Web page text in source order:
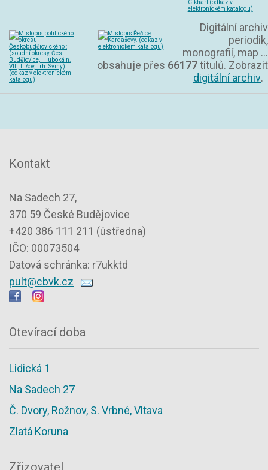
Digitální archiv
periodik,
monografií, map ...
obsahuje přes 66177titulů. Zobrazit
digitální archiv.
Kontakt
Na Sadech 27,
370 59 České Budějovice
+420 386 111 211 (ústředna)
IČO: 00073504
Datová schránka: r7ukktd
pult@cbvk.cz
Otevírací doba
Lidická 1
Na Sadech 27
Č. Dvory, Rožnov, S. Vrbné, Vltava
Zlatá Koruna